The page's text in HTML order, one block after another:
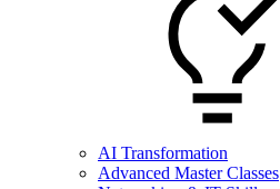
AI Transformation
Advanced Master Classes